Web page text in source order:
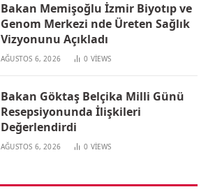
Bakan Memişoğlu İzmir Biyotıp ve
Genom Merkezi nde Üreten Sağlık
Vizyonunu Açıkladı
AĞUSTOS 6, 2026 0 VIEWS
Bakan Göktaş Belçika Milli Günü
Resepsiyonunda İlişkileri
Değerlendirdi
AĞUSTOS 6, 2026 0 VIEWS